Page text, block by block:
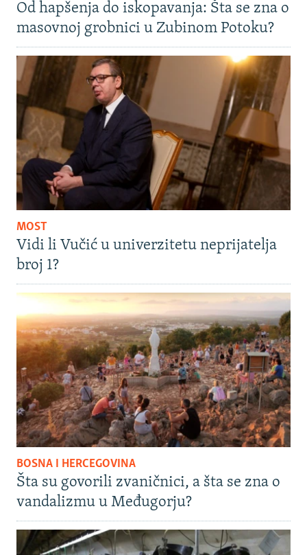
Od hapšenja do iskopavanja: Šta se zna o
masovnoj grobnici u Zubinom Potoku?
MOST
Vidi li Vučić u univerzitetu neprijatelja
broj 1?
BOSNA I HERCEGOVINA
Šta su govorili zvaničnici, a šta se zna o
vandalizmu u Međugorju?